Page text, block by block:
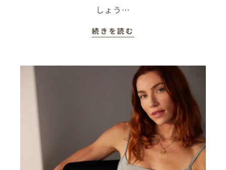
しょう…
続きを読む